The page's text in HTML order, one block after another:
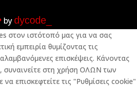
bydycode_
στον ιστότοπό μας για να σας
εμπειρία θυμίζοντας τις
επισκέψεις. Κάνοντας
στη χρήση ΟΛΩΝ των
επισκεφτείτε τις "Ρυθμίσεις cookie"